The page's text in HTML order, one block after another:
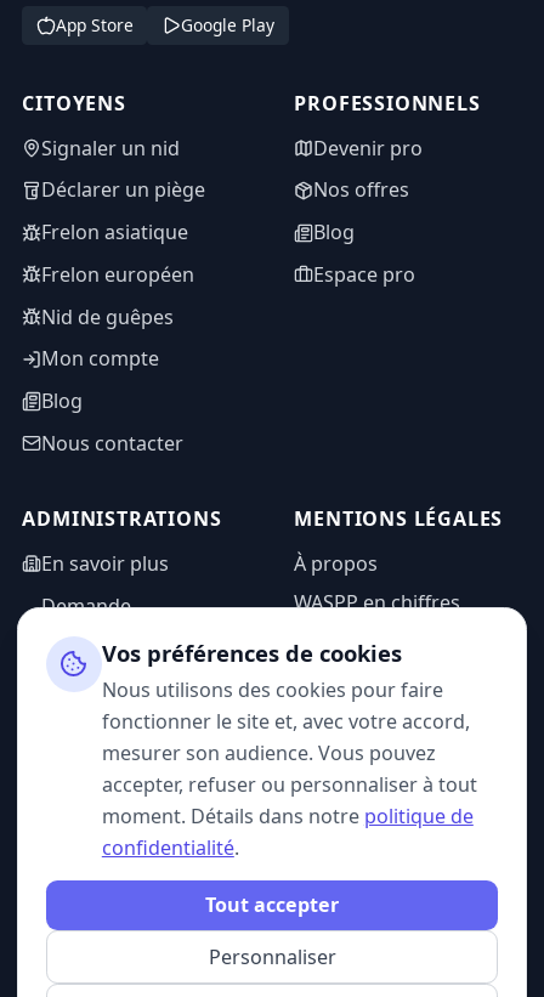
App Store Google Play
CITOYENS
Signaler un nid
Déclarer un piège
Frelon asiatique
Frelon européen
Nid de guêpes
Mon compte
Blog
Nous contacter
PROFESSIONNELS
Devenir pro
Nos offres
Blog
Espace pro
ADMINISTRATIONS
En savoir plus
Demande
d'information
Espace admin
MENTIONS LÉGALES
À propos
WASPP en chiffres
Mentions légales
Politique de
confidentialité
CGU
SUIVEZ-NOUS
© 2026 WASPP. Tous droits réservés.
Vos préférences de cookies
Nous utilisons des cookies pour faire
fonctionner le site et, avec votre accord,
mesurer son audience. Vous pouvez
accepter, refuser ou personnaliser à tout
moment. Détails dans notre politique de
confidentialité.
Personnaliser
Tout accepter